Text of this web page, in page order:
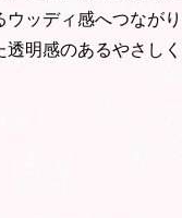
ッディ感へつながり
明感のあるやさしく